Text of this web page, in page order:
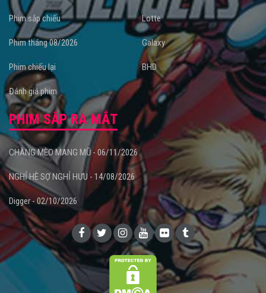
Phim sắp chiếu
Phim tháng 08/2026
Phim chiếu lại
Đánh giá phim
Lotte
Galaxy
BHD
PHIM SẮP RA MẮT
CHÀNG MÈO MANG MŨ - 06/11/2026
NGHỈ HÈ SỢ NGHỈ HƯU - 14/08/2026
Digger - 02/10/2026